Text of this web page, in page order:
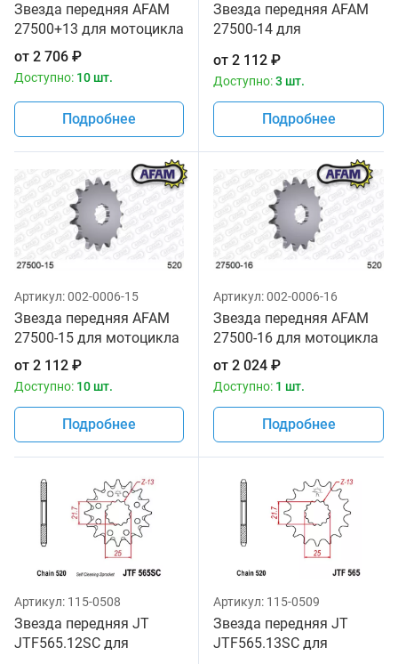
Звезда передняя AFAM
27500+13 для мотоцикла
от 2 706 ₽
Доступно: 10 шт.
Подробнее
Звезда передняя AFAM
27500-14 для
от 2 112 ₽
Доступно:3 шт.
Подробнее
Артикул:002-0006-15
Звезда передняя AFAM
27500-15 для мотоцикла
от 2 112 ₽
Доступно: 10 шт.
Подробнее
Артикул:002-0006-16
Звезда передняя AFAM
27500-16 для мотоцикла
от 2 024 ₽
Доступно: 1 шт.
Подробнее
Артикул: 115-0508
Звезда передняя JT
JTF565.12SC для
Артикул: 115-0509
Звезда передняя JT
JTF565.13SC для